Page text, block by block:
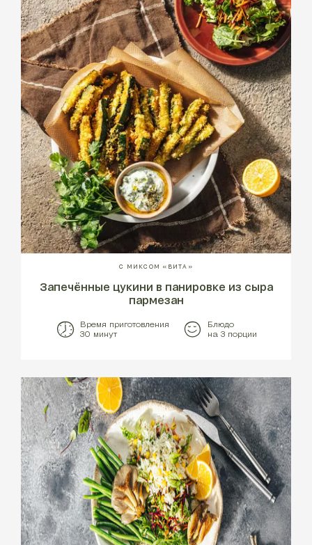
С МИКСОМ «ВИТА»
Запечённые цукини в панировке из сыра
пармезан
Время приготовления
30 минут
Блюдо
на 3 порции